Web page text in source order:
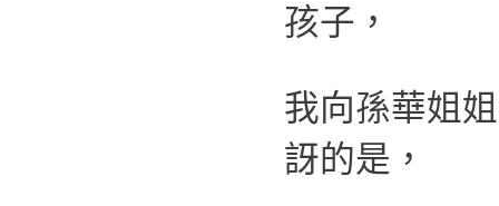
孩子，
我向孫華姐
訝的是，